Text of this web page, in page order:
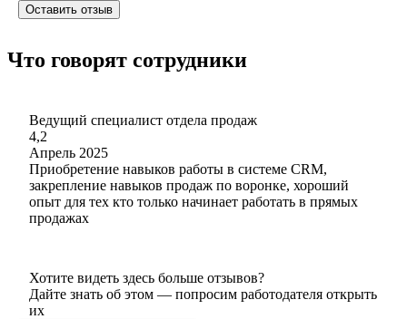
Оставить отзыв
Что говорят сотрудники
Ведущий специалист отдела продаж
4,2
Апрель 2025
Приобретение навыков работы в системе CRM,
закрепление навыков продаж по воронке, хороший
опыт для тех кто только начинает работать в прямых
продажах
Хотите видеть здесь больше отзывов?
Дайте знать об этом — попросим работодателя открыть
их